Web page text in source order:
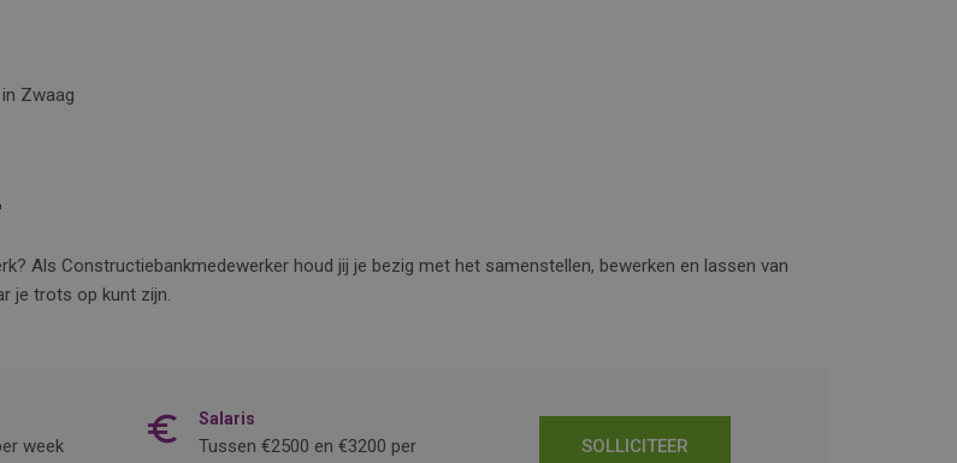
Zwaag
Als Constructiebankmedewerker houd jij je bezig met het samenstellen, bewerken en lassen van
je trots op kunt zijn.
week
Salaris
Tussen €2500 en €3200 per
SOLLICITEER